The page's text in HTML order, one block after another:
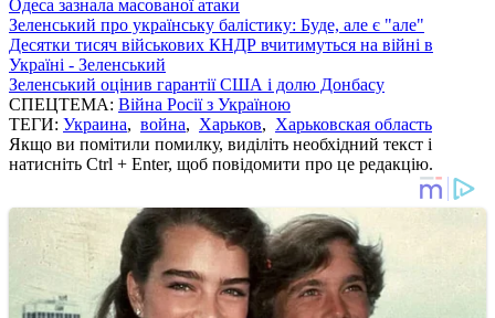
Одеса зазнала масованої атаки
Зеленський про українську балістику: Буде, але є "але"
Десятки тисяч військових КНДР вчитимуться на війні в
Україні - Зеленський
Зеленський оцінив гарантії США і долю Донбасу
СПЕЦТЕМА: Війна Росії з Україною
ТЕГИ: Украина, война, Харьков, Харьковская область
Якщо ви помітили помилку, виділіть необхідний текст і
натисніть Ctrl + Enter, щоб повідомити про це редакцію.